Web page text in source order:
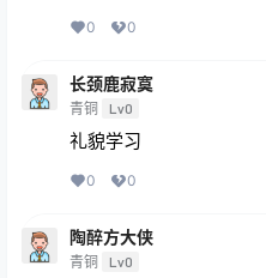
0 0
长颈鹿寂寞
青铜 Lv0
礼貌学习
0 0
陶醉方大侠
青铜 Lv0